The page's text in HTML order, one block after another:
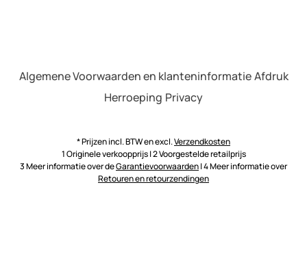
Algemene Voorwaarden en klanteninformatie Afdruk
Herroeping Privacy
* Prijzen incl. BTW en excl.Verzendkosten
1 Originele verkoopprijs | 2 Voorgestelde retailprijs
3 Meer informatie over deGarantievoorwaarden| 4 Meer informatie over
Retouren en retourzendingen